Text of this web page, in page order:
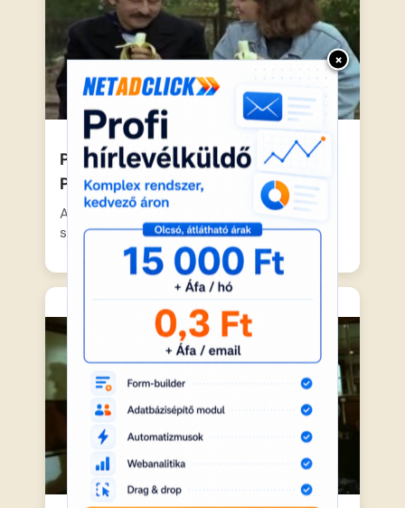
×
Pumukli kalandjai a tengeren –
Pumukli legszebb álma
A kis vörös hajú kobold ezúttal elhagyja a
szárazföldet, és…